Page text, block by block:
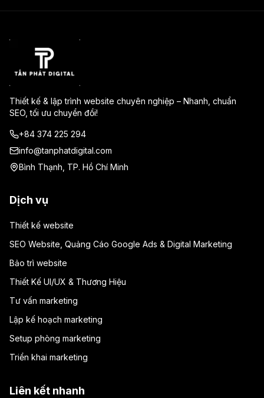
Thiết kế & lập trình website chuyên nghiệp – Nhanh, chuẩn
SEO, tối ưu chuyển đổi!
+84 374 225 294
info@tanphatdigital.com
Bình Thạnh, TP. Hồ Chí Minh
Dịch vụ
Thiết kế website
SEO Website, Quảng Cáo Google Ads & Digital Marketing
Bảo trì website
Thiết Kế UI/UX & Thương Hiệu
Tư vấn marketing
Lập kế hoạch marketing
Setup phòng marketing
Triển khai marketing
Liên kết nhanh